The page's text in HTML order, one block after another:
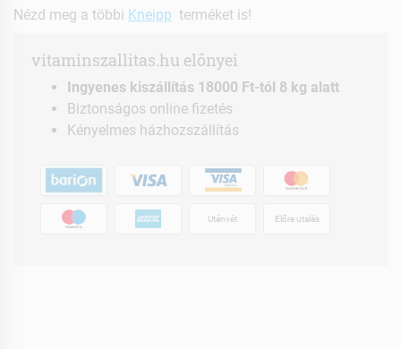
Nézd meg a többi Kneipp terméket is!
vitaminszallitas.hu előnyei
Ingyenes kiszállítás 18000 Ft-tól 8 kg alatt
Biztonságos online fizetés
Kényelmes házhozszállítás
Utánvét Előre utalás